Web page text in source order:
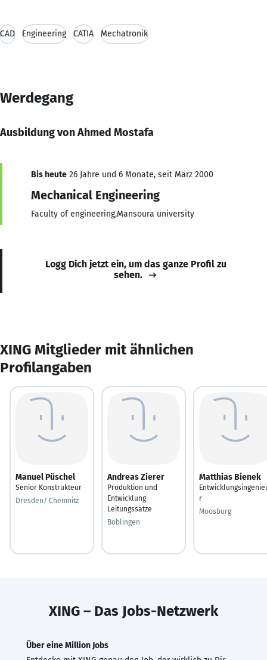
CAD Engineering CATIA Mechatronik
Werdegang
Ausbildung von Ahmed Mostafa
Bis heute 26 Jahre und 6 Monate, seit März 2000
Mechanical Engineering
Faculty of engineering,Mansoura university
Logg Dich jetzt ein, um das ganze Profil zu
sehen.
XING Mitglieder mit ähnlichen
Profilangaben
Manuel Püschel
Senior Konstrukteur
Dresden/ Chemnitz
Andreas Zierer
Produktion und
Entwicklung
Leitungssätze
Böblingen
Matthias Bienek
r
Moosburg
XING – Das Jobs-Netzwerk
Über eine Million Jobs